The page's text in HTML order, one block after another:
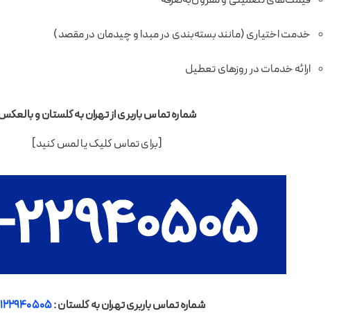
خدمت اختیاری (مانند بسته‌بندی در مبدا و چیدمان در مقصد)
ارائه خدمات در روزهای تعطیل
شماره تماس باربری از تهران به گلستان و
[برای تماس کلیک یا لمس کنید]
شماره تماس باربری تهران به گلستان :